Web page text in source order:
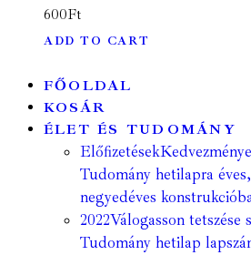
600Ft
ADD TO CART
FŐOLDAL
KOSÁR
ÉLET ÉS TUDOMÁNY
Előfizetések
Tudomány hetilapra
negyedéves
2022Válogasson tetszése
Tudomány hetilap